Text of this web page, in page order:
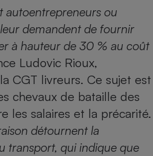
autoentrepreneurs ou
demandent de fournir
à hauteur de 30 % au coût
Ludovic Rioux,
CGT livreurs. Ce sujet est
chevaux de bataille des
les salaires et la précarité.
détournent la
transport, qui indique que